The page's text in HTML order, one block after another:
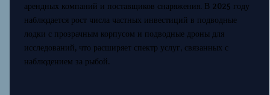
арендных компаний и поставщиков снаряжения. В 2025 году
наблюдается рост числа частных инвестиций в подводные
лодки с прозрачным корпусом и подводные дроны для
исследований, что расширяет спектр услуг, связанных с
наблюдением за рыбой.